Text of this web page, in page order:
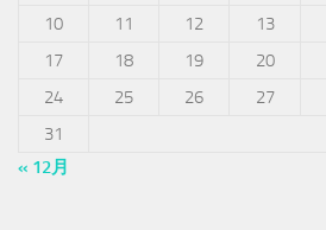
10
11 12 13
17
18 19 20
24
25 26 27
31
« 12月